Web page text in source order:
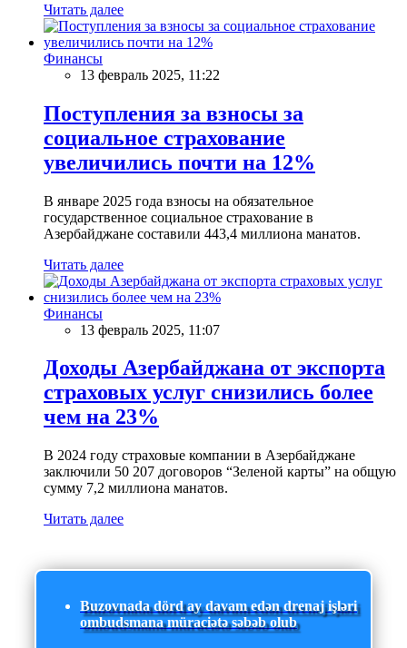
Читать далее
Финансы
13 февраль 2025, 11:22
Поступления за взносы за
социальное страхование
увеличились почти на 12%
В январе 2025 года взносы на обязательное
государственное социальное страхование в
Азербайджане составили 443,4 миллиона манатов.
Читать далее
Финансы
13 февраль 2025, 11:07
Доходы Азербайджана от экспорта
страховых услуг снизились более
чем на 23%
В 2024 году страховые компании в Азербайджане
заключили 50 207 договоров “Зеленой карты” на общую
сумму 7,2 миллиона манатов.
Читать далее
Buzovnada dörd ay davam edən drenaj işləri
ombudsmana müraciətə səbəb olub